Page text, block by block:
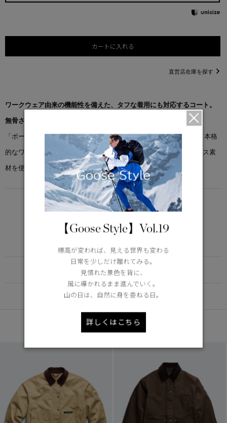
カートに入れる
直営店在庫を探す
ワークウェア由来の機能性を備えた、タフな着用にも対応するコート。
無骨さの中に、洗練されたスタイルを併せ持ちます。
「ボーモント コート」は、伝統的なチョアコートのシルエットに、本格
的なワークウェアの機能性を融合。オーガニックコットンキャンバス素
材を使用し、構築的で表情のある質感に仕上げています。
LIGHTWEIGHT
5°C / -5°C
アクティブな活動に適した軽さ
FUNCTION
DETAIL
あなたへのおすすめ
【Goose Style】Vol.19
標高が変われば、見える世界も変わる
日常を少しだけ離れてみる。
見慣れた景色を背に、
風に導かれるまま進んでいく。
山の日は、自然に身を委ねる日。
詳しくはこちら